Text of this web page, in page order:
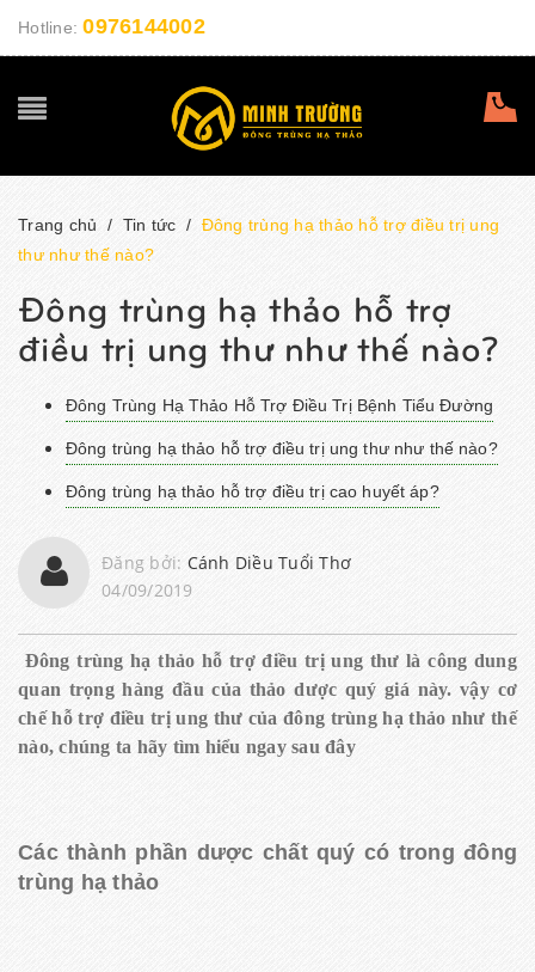
Hotline:0976144002
Trang chủ / Tin tức / Đông trùng hạ thảo hỗ trợ điều trị ung
thư như thế nào?
Đông trùng hạ thảo hỗ trợ
điều trị ung thư như thế nào?
Đông Trùng Hạ Thảo Hỗ Trợ Điều Trị Bệnh Tiểu Đường
Đông trùng hạ thảo hỗ trợ điều trị ung thư như thế nào?
Đông trùng hạ thảo hỗ trợ điều trị cao huyết áp?
Đăng bởi: Cánh Diều Tuổi Thơ
04/09/2019
Đông trùng hạ thảo hỗ trợ điều trị ung thư là công dung
quan trọng hàng đầu của thảo dược quý giá này. vậy cơ
chế hỗ trợ điều trị ung thư của đông trùng hạ thảo như thế
nào, chúng ta hãy tìm hiểu ngay sau đây
Các thành phần dược chất quý có trong đông
trùng hạ thảo